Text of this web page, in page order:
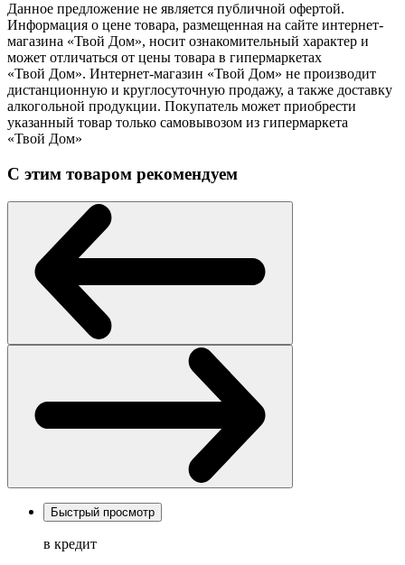
Данное предложение не является публичной офертой.
Информация о цене товара, размещенная на сайте интернет-
магазина «Твой Дом», носит ознакомительный характер и
может отличаться от цены товара в гипермаркетах
«Твой Дом». Интернет-магазин «Твой Дом» не производит
дистанционную и круглосуточную продажу, а также доставку
алкогольной продукции. Покупатель может приобрести
указанный товар только самовывозом из гипермаркета
«Твой Дом»
С этим товаром рекомендуем
Быстрый просмотр
в кредит